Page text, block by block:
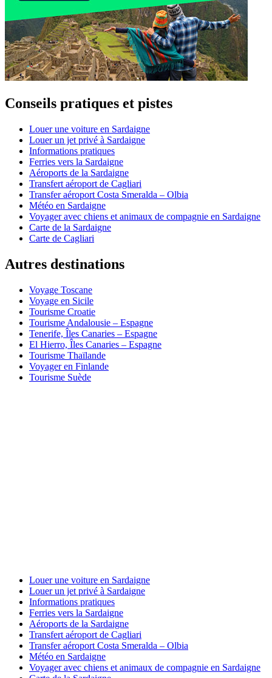
Conseils pratiques et pistes
Louer une voiture en Sardaigne
Louer un jet privé à Sardaigne
Informations pratiques
Ferries vers la Sardaigne
Aéroports de la Sardaigne
Transfert aéroport de Cagliari
Transfer aéroport Costa Smeralda – Olbia
Météo en Sardaigne
Voyager avec chiens et animaux de compagnie en Sardaigne
Carte de la Sardaigne
Carte de Cagliari
Autres destinations
Voyage Toscane
Voyage en Sicile
Tourisme Croatie
Tourisme Andalousie – Espagne
Tenerife, Îles Canaries – Espagne
El Hierro, Îles Canaries – Espagne
Tourisme Thaïlande
Voyager en Finlande
Tourisme Suède
Louer une voiture en Sardaigne
Louer un jet privé à Sardaigne
Informations pratiques
Ferries vers la Sardaigne
Aéroports de la Sardaigne
Transfert aéroport de Cagliari
Transfer aéroport Costa Smeralda – Olbia
Météo en Sardaigne
Voyager avec chiens et animaux de compagnie en Sardaigne